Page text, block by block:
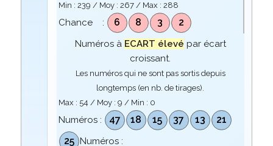
Min : 239 / Moy : 267/ Max : 288
Chance : 6 8 3 2
Numéros à ECART élevé par écart
croissant.
Les numéros qui ne sont pas sortis depuis
longtemps (en nb. de tirages).
Max : 54 / Moy : 9 / Min : 0
Numéros : 47 18 15 37 13
21
25 Numéros :